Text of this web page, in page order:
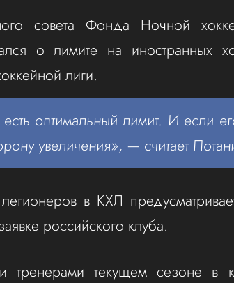
совета Фонда Ночной
о лимите на иностранных
лиги.
оптимальный лимит. И если
увеличения», — считает
в КХЛ
российского клуба.
тренерами текущем сезоне в